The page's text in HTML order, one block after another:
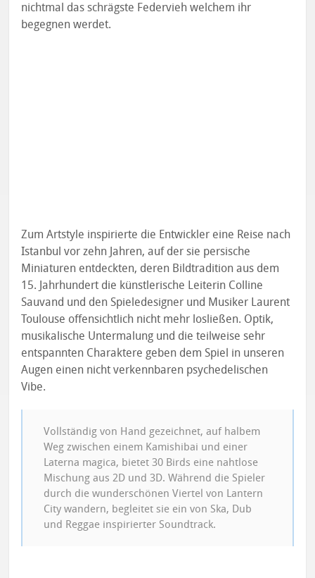
nichtmal das schrägste Federvieh welchem ihr
begegnen werdet.
Zum Artstyle inspirierte die Entwickler eine Reise nach
Istanbul vor zehn Jahren, auf der sie persische
Miniaturen entdeckten, deren Bildtradition aus dem
15. Jahrhundert die künstlerische Leiterin Colline
Sauvand und den Spieledesigner und Musiker Laurent
Toulouse offensichtlich nicht mehr losließen. Optik,
musikalische Untermalung und die teilweise sehr
entspannten Charaktere geben dem Spiel in unseren
Augen einen nicht verkennbaren psychedelischen
Vibe.
Vollständig von Hand gezeichnet, auf halbem
Weg zwischen einem Kamishibai und einer
Laterna magica, bietet 30 Birds eine nahtlose
Mischung aus 2D und 3D. Während die Spieler
durch die wunderschönen Viertel von Lantern
City wandern, begleitet sie ein von Ska, Dub
und Reggae inspirierter Soundtrack.